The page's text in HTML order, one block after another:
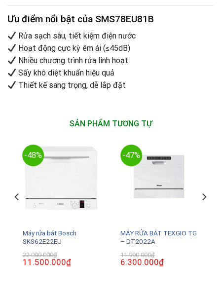
Ưu điểm nổi bật của SMS78EU81B
Rửa sạch sâu, tiết kiệm điện nước
Hoạt động cực kỳ êm ái (≤45dB)
Nhiều chương trình rửa linh hoạt
Sấy khô diệt khuẩn hiệu quả
Thiết kế sang trọng, dễ lắp đặt
SẢN PHẨM TƯƠNG TỰ
-48%
Máy rửa bát Bosch
SKS62E22EU
22.000.000₫
Giá
gốc
11.500.000₫Giá
hiện
-47%
MÁY RỬA BÁT TEXGIO TG
– DT2022A
11.990.000₫
Giá
gốc
6.300.000₫Giá
hiện